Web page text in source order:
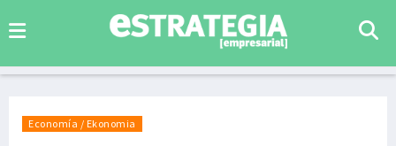
Economía / Ekonomia